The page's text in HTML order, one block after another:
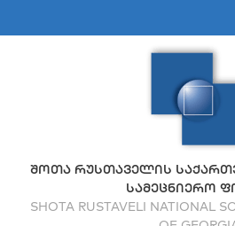
ᲨᲝᲗᲐ ᲠᲣᲡᲗᲐᲕᲔᲚᲘᲡ
ᲡᲐᲛᲔᲪᲜᲘᲔᲠᲝ
SHOTA RUSTAVELI NATIONAL